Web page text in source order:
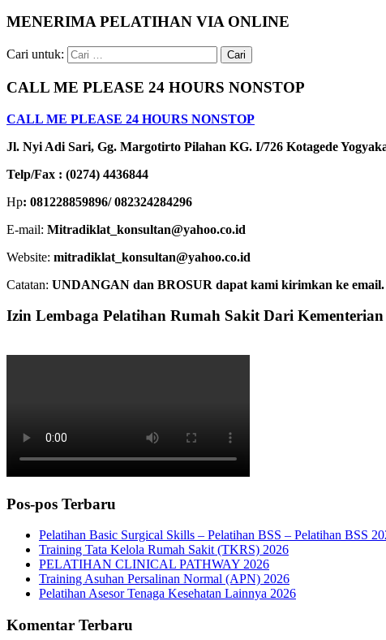
MENERIMA PELATIHAN VIA ONLINE
Cari untuk:
CALL ME PLEASE 24 HOURS NONSTOP
CALL ME PLEASE 24 HOURS NONSTOP
Jl. Nyi Adi Sari, Gg. Margotirto Pilahan KG. I/726 Kotagede
Telp/Fax : (0274) 4436844
Hp: 081228859896/ 082324284296
E-mail: Mitradiklat_konsultan@yahoo.co.id
Website: mitradiklat_konsultan@yahoo.co.id
Catatan: UNDANGAN dan BROSUR dapat kami kirimkan ke
Izin Lembaga Pelatihan Rumah Sakit Dari
Pos-pos Terbaru
Pelatihan Basic Surgical Skills – Pelatihan BSS – Pelatihan BSS
Training Tata Kelola Rumah Sakit (TKRS) 2026
PELATIHAN CLINICAL PATHWAY 2026
Training Asuhan Persalinan Normal (APN) 2026
Pelatihan Asesor Tenaga Kesehatan Lainnya 2026
Komentar Terbaru